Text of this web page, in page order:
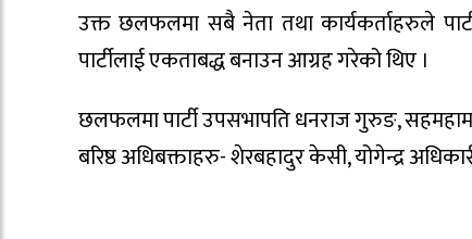
उक्त छलफलमा सबै नेता तथा कार्यकर्ताहरुले
पार्टीलाई एकताबद्ध बनाउन आग्रह गरेको थिए ।
छलफलमा पार्टी उपसभापति धनराज गुरुङ,
बरिष्ठ अधिबक्ताहरु- शेरबहादुर केसी, योगेन्द्र